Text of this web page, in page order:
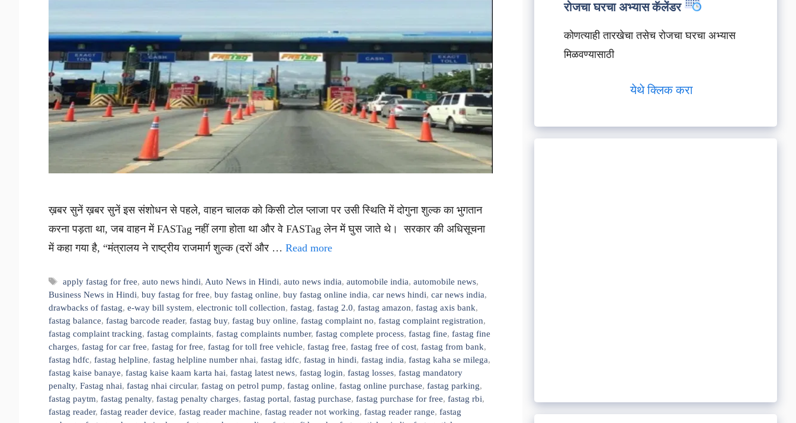
ख़बर सुनें ख़बर सुनें इस संशोधन से पहले, वाहन चालक को किसी टोल प्लाजा पर उसी स्थिति में दोगुना शुल्क का भुगतान
करना पड़ता था, जब वाहन में FASTag नहीं लगा होता था और वे FASTag लेन में घुस जाते थे। सरकार की अधिसूचना
में कहा गया है, “मंत्रालय ने राष्ट्रीय राजमार्ग शुल्क (दरों और … Read more
Tags
apply fastag for free,auto news hindi, Auto News in Hindi,auto news india,automobile india,automobile news,
Business News in Hindi, buy fastag for free, buy fastag online, buy fastag online india, car news hindi, car news india,
drawbacks of fastag, e-way bill system, electronic toll collection, fastag, fastag 2.0, fastag amazon, fastag axis bank,
fastag balance, fastag barcode reader, fastag buy, fastag buy online, fastag complaint no, fastag complaint registration,
fastag complaint tracking, fastag complaints, fastag complaints number, fastag complete process, fastag fine, fastag fine
charges, fastag for car free, fastag for free, fastag for toll free vehicle, fastag free, fastag free of cost, fastag from bank,
fastag hdfc, fastag helpline, fastag helpline number nhai, fastag idfc, fastag in hindi, fastag india, fastag kaha se milega,
fastag kaise banaye, fastag kaise kaam karta hai, fastag latest news, fastag login, fastag losses, fastag mandatory
penalty, Fastag nhai, fastag nhai circular, fastag on petrol pump, fastag online, fastag online purchase, fastag parking,
fastag paytm, fastag penalty, fastag penalty charges, fastag portal, fastag purchase, fastag purchase for free, fastag rbi,
fastag reader, fastag reader device, fastag reader machine, fastag reader not working, fastag reader range, fastag
रोजचा घरचा अभ्यास कॅलेंडर
कोणत्याही तारखेचा तसेच रोजचा घरचा अभ्यास
मिळवण्यासाठी
येथे क्लिक करा